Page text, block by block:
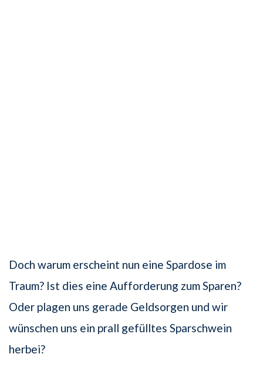
Doch warum erscheint nun eine Spardose im
Traum? Ist dies eine Aufforderung zum Sparen?
Oder plagen uns gerade Geldsorgen und wir
wünschen uns ein prall gefülltes Sparschwein
herbei?